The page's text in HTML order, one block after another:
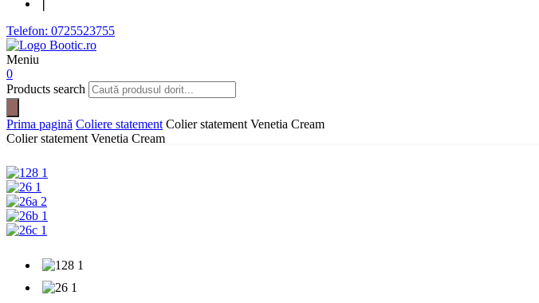
Telefon: 0725523755
Meniu
0
Products search
Prima pagină Coliere statement Colier statement Venetia Cream
Colier statement Venetia Cream